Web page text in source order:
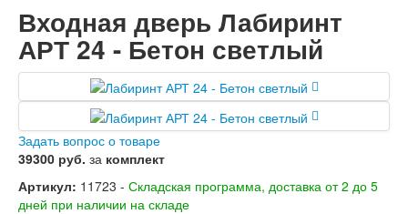
Входная дверь Лабиринт
АРТ 24 - Бетон светлый
Задать вопрос о товаре
39300 руб. за комплект
Артикул: 11723 - Складская программа, доставка от 2 до 5
дней при наличии на складе